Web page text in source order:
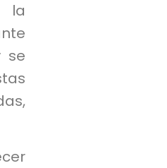
la
se